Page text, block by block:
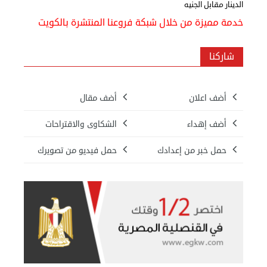
الدينار مقابل الجنيه
خدمة مميزة من خلال شبكة فروعنا المنتشرة بالكويت
شاركنا
أضف اعلان أضف مقال
أضف إهداء الشكاوى والاقتراحات
حمل خبر من إعدادك حمل فيديو من تصويرك
نقل عفش الكويت 50636444 فك وتركيب ايكيا محلي ...
الأربعاء 04 سبتمبر 2024 08:20 م
نقل عفش الكويت 50636444 فك وتركيب ايكيا محلي ...
الثلاثاء 03 سبتمبر 2024 07:06 م